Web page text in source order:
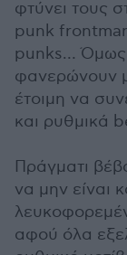
φτύνει τους
punk
punks… Όμως
φανερώνουν
έτοιμη να
και ρυθμικά
Πράγματι
να μην είναι
αφού όλα